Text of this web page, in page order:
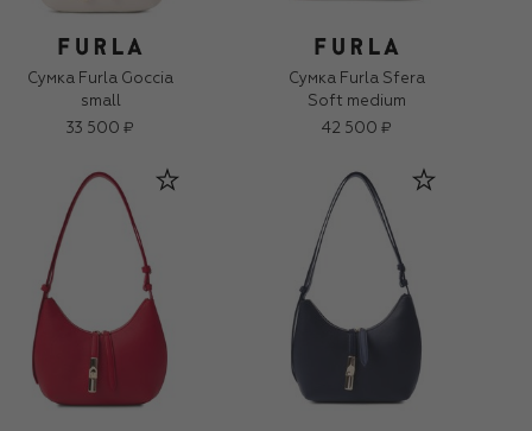
Сумка Furla Goccia
small
33 500 ₽
Сумка Furla Sfera
Soft medium
42 500 ₽